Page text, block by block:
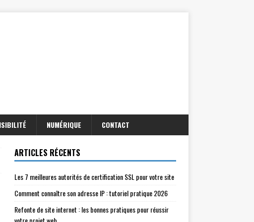
NUMÉRIQUE CONTACT
ARTICLES RÉCENTS
Les 7 meilleures autorités de certification SSL pour votre site
Comment connaître son adresse IP : tutoriel pratique 2026
Refonte de site internet : les bonnes pratiques pour réussir